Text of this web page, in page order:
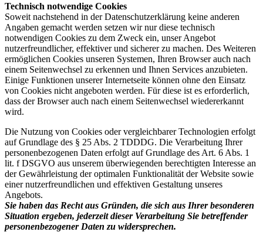
Technisch notwendige Cookies
Soweit nachstehend in der Datenschutzerklärung keine anderen
Angaben gemacht werden setzen wir nur diese technisch
notwendigen Cookies zu dem Zweck ein, unser Angebot
nutzerfreundlicher, effektiver und sicherer zu machen. Des Weiteren
ermöglichen Cookies unseren Systemen, Ihren Browser auch nach
einem Seitenwechsel zu erkennen und Ihnen Services anzubieten.
Einige Funktionen unserer Internetseite können ohne den Einsatz
von Cookies nicht angeboten werden. Für diese ist es erforderlich,
dass der Browser auch nach einem Seitenwechsel wiedererkannt
wird.
Die Nutzung von Cookies oder vergleichbarer Technologien erfolgt
auf Grundlage des § 25 Abs. 2 TDDDG. Die Verarbeitung Ihrer
personenbezogenen Daten erfolgt auf Grundlage des Art. 6 Abs. 1
lit. f DSGVO aus unserem überwiegenden berechtigten Interesse an
der Gewährleistung der optimalen Funktionalität der Website sowie
einer nutzerfreundlichen und effektiven Gestaltung unseres
Angebots.
Sie haben das Recht aus Gründen, die sich aus Ihrer besonderen
Situation ergeben, jederzeit dieser Verarbeitung Sie betreffender
personenbezogener Daten zu widersprechen.